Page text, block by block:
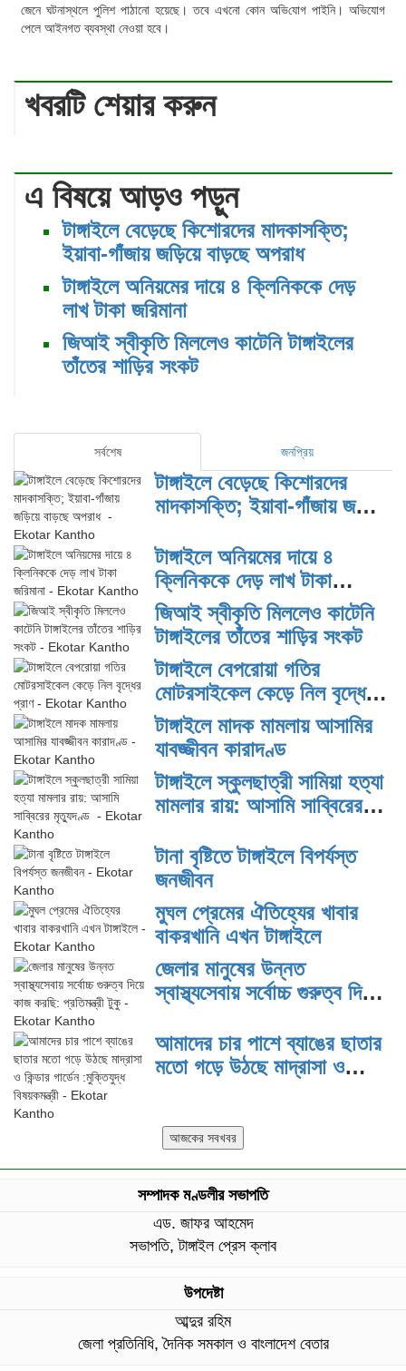
জেনে ঘটনাস্থলে পুলিশ পাঠানো হয়েছে। তবে এখনো কোন অ‌ভি‌যোগ পাইনি। অভিযোগ
পেলে আইনগত ব্যবস্থা নেওয়া হবে।
খবরটি শেয়ার করুন
এ বিষয়ে আড়ও পড়ুন
টাঙ্গাইলে বেড়েছে কিশোরদের মাদকাসক্তি;
ইয়াবা-গাঁজায় জড়িয়ে বাড়ছে অপরাধ
টাঙ্গাইলে অনিয়মের দায়ে ৪ ক্লিনিককে দেড়
লাখ টাকা জরিমানা
জিআই স্বীকৃতি মিললেও কাটেনি টাঙ্গাইলের
তাঁতের শাড়ির সংকট
সর্বশেষ জনপ্রিয়
টাঙ্গাইলে বেড়েছে কিশোরদের
মাদকাসক্তি; ইয়াবা-গাঁজায় জড়িয়ে
টাঙ্গাইলে অনিয়মের দায়ে ৪
ক্লিনিককে দেড় লাখ টাকা
জরিমানা
জিআই স্বীকৃতি মিললেও কাটেনি
টাঙ্গাইলের তাঁতের শাড়ির সংকট
টাঙ্গাইলে বেপরোয়া গতির
মোটরসাইকেল কেড়ে নিল বৃদ্ধের
প্রাণ
টাঙ্গাইলে মাদক মামলায় আসামির
যাবজ্জীবন কারাদণ্ড
টাঙ্গাইলে স্কুলছাত্রী সামিয়া হত্যা
মামলার রায়: আসামি সাব্বিরের
টানা বৃষ্টিতে টাঙ্গাইলে বিপর্যস্ত
জনজীবন
মুঘল প্রেমের ঐতিহ্যের খাবার
বাকরখানি এখন টাঙ্গাইলে
জেলার মানুষের উন্নত
স্বাস্থ্যসেবায় সর্বোচ্চ গুরুত্ব দিয়ে
আমাদের চার পাশে ব্যাঙের ছাতার
মতো গড়ে উঠছে মাদ্রাসা ও
সম্পাদক মণ্ডলীর সভাপতি
এড. জাফর আহমেদ
সভাপতি, টাঙ্গাইল প্রেস ক্লাব
উপদেষ্টা
আব্দুর রহিম
জেলা প্রতিনিধি, দৈনিক সমকাল ও বাংলাদেশ বেতার